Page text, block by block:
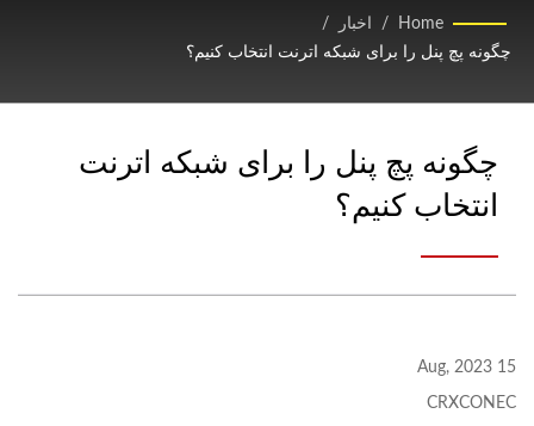
Home
/ اخبار
/
چگونه پچ پنل را برای شبکه اترنت انتخاب کنیم؟
چگونه پچ پنل را برای شبکه اترنت
انتخاب کنیم؟
15 Aug, 2023
CRXCONEC